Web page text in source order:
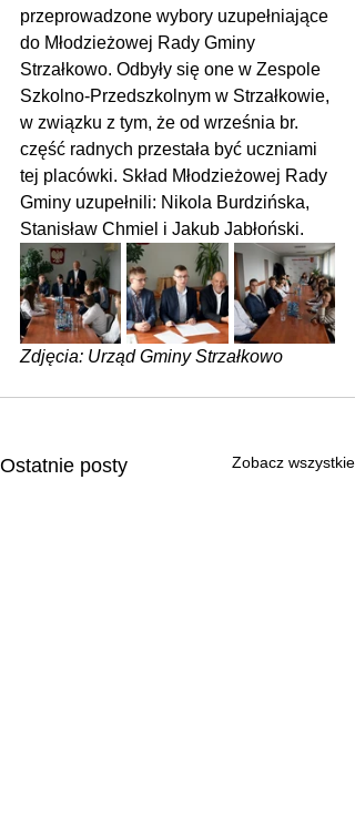
przeprowadzone wybory uzupełniające
do Młodzieżowej Rady Gminy
Strzałkowo. Odbyły się one w Zespole
Szkolno-Przedszkolnym w Strzałkowie,
w związku z tym, że od września br.
część radnych przestała być uczniami
tej placówki. Skład Młodzieżowej Rady
Gminy uzupełnili: Nikola Burdzińska,
Stanisław Chmiel i Jakub Jabłoński.
Zdjęcia: Urząd Gminy Strzałkowo
Ostatnie posty Zobacz wszystkie